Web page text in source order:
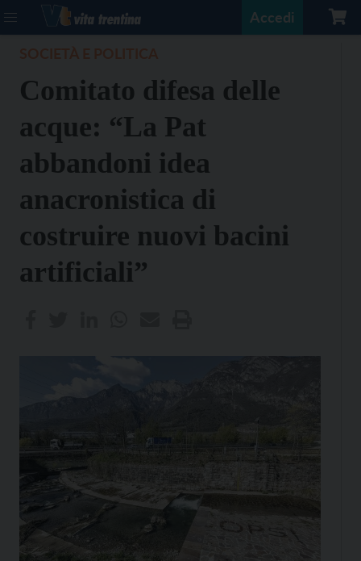
Accedi
Comitato difesa delle
acque: “La Pat
abbandoni idea
anacronistica di
costruire nuovi bacini
artificiali”